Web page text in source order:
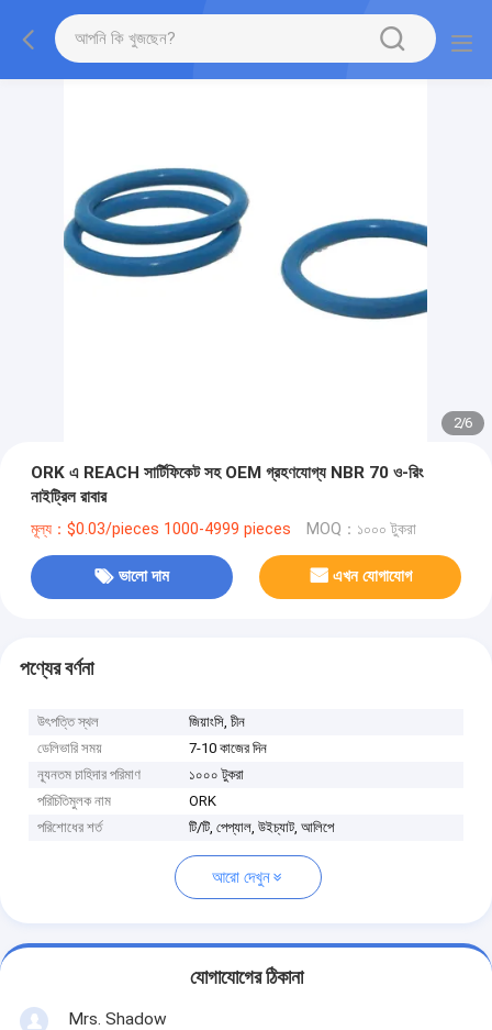
2/6
ORK এ REACH সার্টিফিকেট সহ OEM গ্রহণযোগ্য NBR 70 ও-রিং
নাইট্রিল রাবার
মূল্য：$0.03/pieces 1000-4999 pieces MOQ：১০০০ টুকরা
ভালো দাম এখন যোগাযোগ
পণ্যের বর্ণনা
উৎপত্তি স্থল
জিয়াংসি, চীন
ডেলিভারি সময়
7-10 কাজের দিন
ন্যূনতম চাহিদার পরিমাণ
১০০০ টুকরা
পরিচিতিমুলক নাম
ORK
পরিশোধের শর্ত
টি/টি, পেপ্যাল, উইচ্যাট, আলিপে
আরো দেখুন
যোগাযোগের ঠিকানা
Mrs. Shadow